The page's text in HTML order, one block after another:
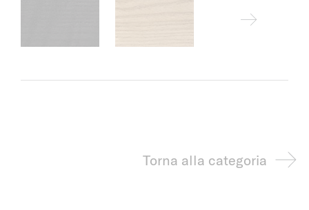
Torna alla categoria